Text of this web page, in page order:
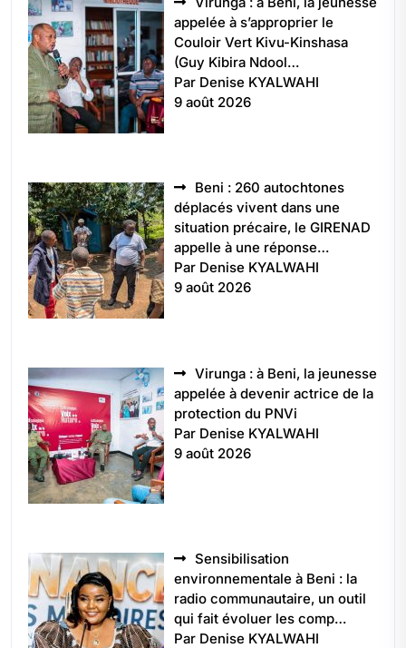
appelée à s’approprier le
Couloir Vert Kivu-Kinshasa
(Guy Kibira Ndool…
Par Denise KYALWAHI
9 août 2026
Beni : 260 autochtones
déplacés vivent dans une
situation précaire, le GIRENAD
appelle à une réponse…
Par Denise KYALWAHI
9 août 2026
Virunga : à Beni, la jeunesse
appelée à devenir actrice de la
protection du PNVi
Par Denise KYALWAHI
9 août 2026
Sensibilisation
environnementale à Beni : la
radio communautaire, un outil
qui fait évoluer les comp…
Par Denise KYALWAHI